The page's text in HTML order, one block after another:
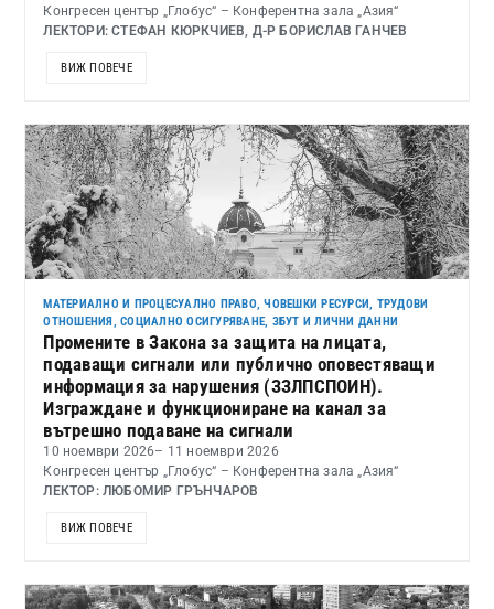
Конгресен център „Глобус“ – Конферентна зала „Азия“
ЛЕКТОРИ: СТЕФАН КЮРКЧИЕВ, Д-Р БОРИСЛАВ ГАНЧЕВ
ВИЖ ПОВЕЧЕ
МАТЕРИАЛНО И ПРОЦЕСУАЛНО ПРАВО,ЧОВЕШКИ РЕСУРСИ, ТРУДОВИ
ОТНОШЕНИЯ, СОЦИАЛНО ОСИГУРЯВАНЕ, ЗБУТ И ЛИЧНИ ДАННИ
Промените в Закона за защита на лицата,
подаващи сигнали или публично оповестяващи
информация за нарушения (ЗЗЛПСПОИН).
Изграждане и функциониране на канал за
вътрешно подаване на сигнали
10 ноември 2026– 11 ноември 2026
Конгресен център „Глобус“ – Конферентна зала „Азия“
ЛЕКТОР: ЛЮБОМИР ГРЪНЧАРОВ
ВИЖ ПОВЕЧЕ